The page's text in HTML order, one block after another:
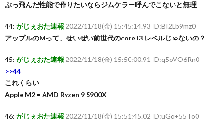
ぶっ飛んだ性能で作りたいならジムケラー呼んでこないと無理
44: がじぇおた速報 2022/11/18(金) 15:45:14.93 ID:BI2Lb9mz0
アップルのMって、せいぜい前世代のcore i3 レベルじゃないの？
45: がじぇおた速報 2022/11/18(金) 15:50:00.91 ID:q5oVO6Rn0
>>44
これくらい
Apple M2 = AMD Ryzen 9 5900X
46: がじぇおた速報 2022/11/18(金) 15:51:45.02 ID:uGq+55To0